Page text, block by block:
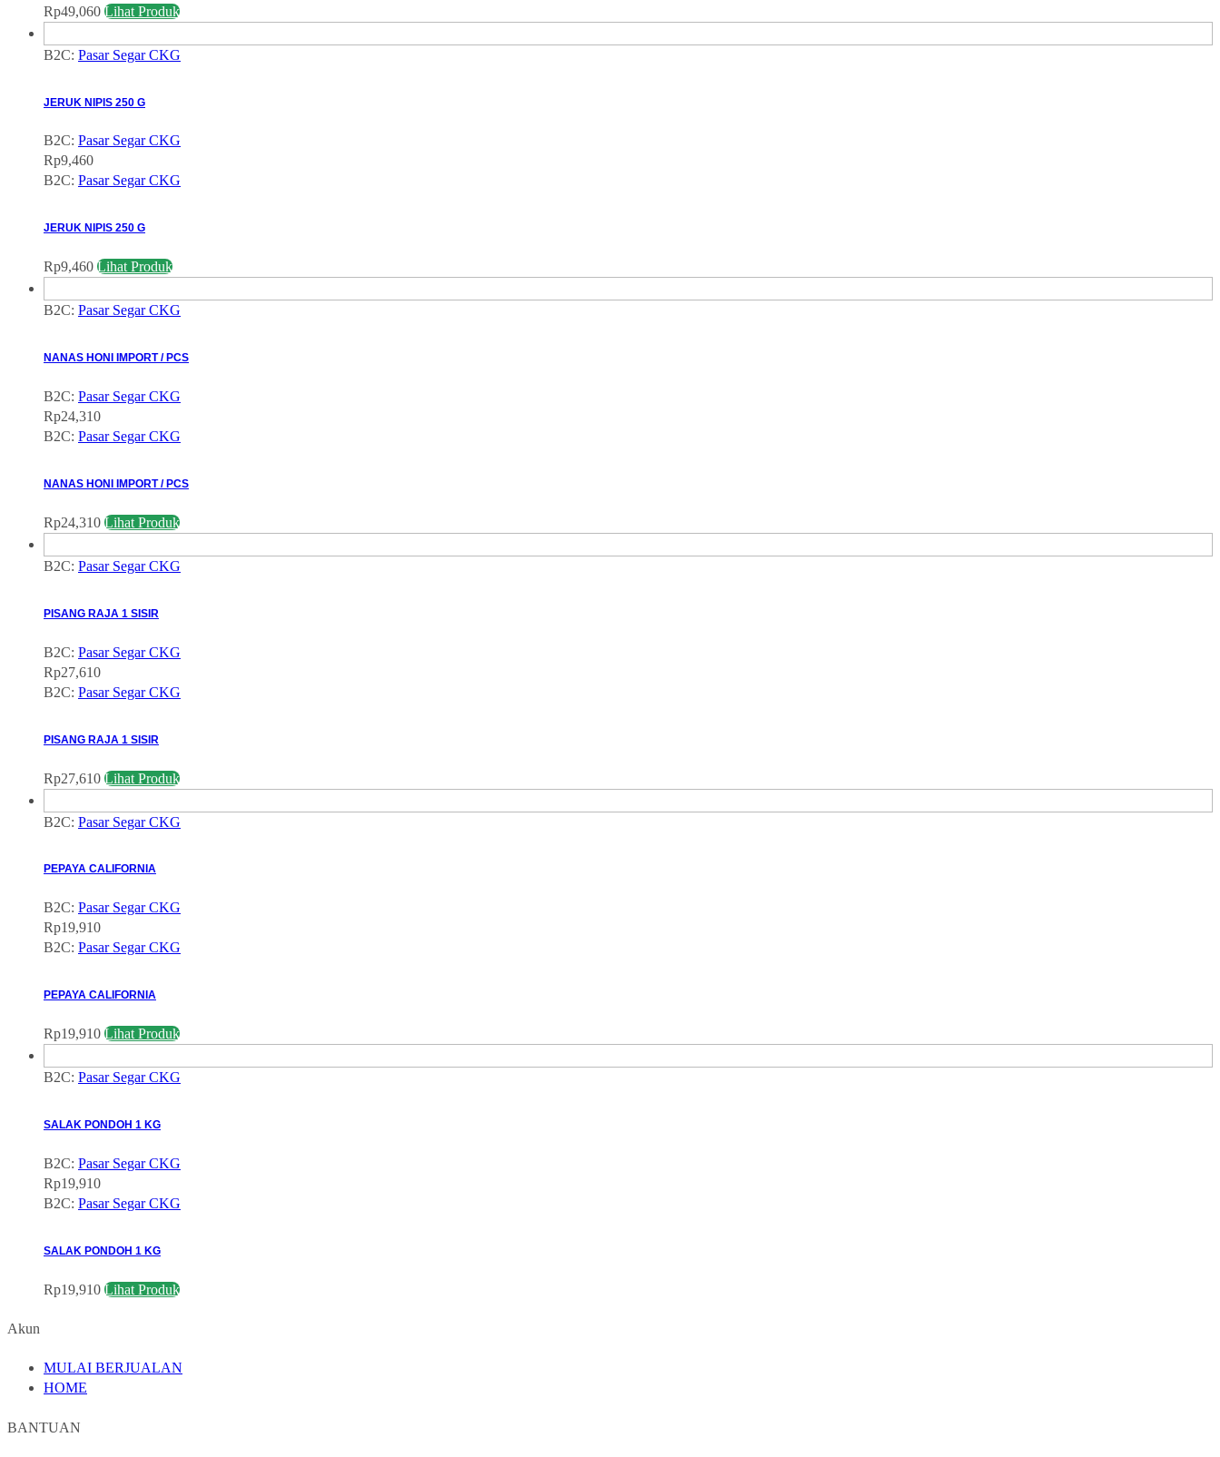
Rp49,060 Lihat Produk
B2C: Pasar Segar CKG
JERUK NIPIS 250 G
B2C: Pasar Segar CKG
Rp9,460
B2C: Pasar Segar CKG
JERUK NIPIS 250 G
Rp9,460 Lihat Produk
B2C: Pasar Segar CKG
NANAS HONI IMPORT / PCS
B2C: Pasar Segar CKG
Rp24,310
B2C: Pasar Segar CKG
NANAS HONI IMPORT / PCS
Rp24,310 Lihat Produk
B2C: Pasar Segar CKG
PISANG RAJA 1 SISIR
B2C: Pasar Segar CKG
Rp27,610
B2C: Pasar Segar CKG
PISANG RAJA 1 SISIR
Rp27,610 Lihat Produk
B2C: Pasar Segar CKG
PEPAYA CALIFORNIA
B2C: Pasar Segar CKG
Rp19,910
B2C: Pasar Segar CKG
PEPAYA CALIFORNIA
Rp19,910 Lihat Produk
B2C: Pasar Segar CKG
SALAK PONDOH 1 KG
B2C: Pasar Segar CKG
Rp19,910
B2C: Pasar Segar CKG
SALAK PONDOH 1 KG
Rp19,910 Lihat Produk
Akun
MULAI BERJUALAN
HOME
BANTUAN